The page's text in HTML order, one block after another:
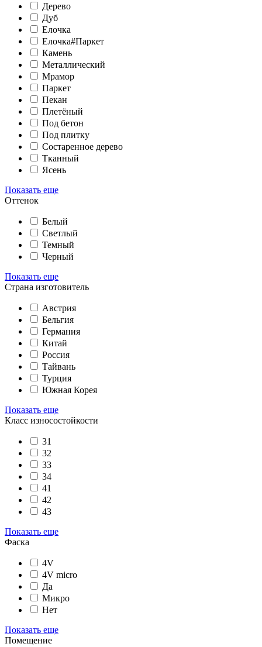
Дерево
Дуб
Елочка
Елочка#Паркет
Камень
Металлический
Мрамор
Паркет
Пекан
Плетёный
Под бетон
Под плитку
Состаренное дерево
Тканный
Ясень
Показать еще
Оттенок
Белый
Светлый
Темный
Черный
Показать еще
Страна изготовитель
Австрия
Бельгия
Германия
Китай
Россия
Тайвань
Турция
Южная Корея
Показать еще
Класс износостойкости
31
32
33
34
41
42
43
Показать еще
Фаска
4V
4V micro
Да
Микро
Нет
Показать еще
Помещение